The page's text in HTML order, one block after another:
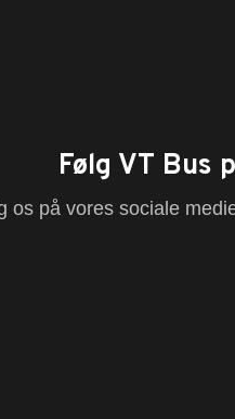
Følg VT Bus
os på vores sociale